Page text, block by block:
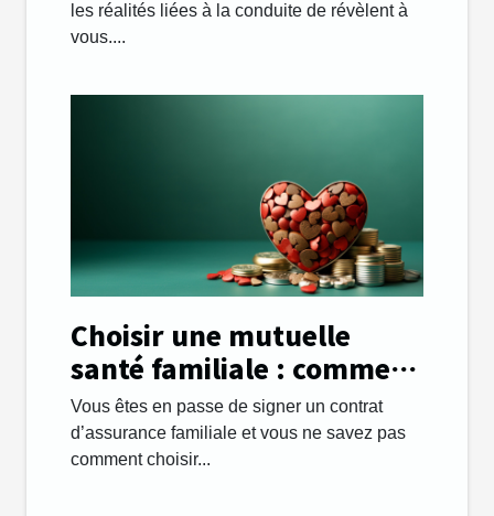
les réalités liées à la conduite de révèlent à
vous....
Choisir une mutuelle
santé familiale : comment
s’y prendre ?
Vous êtes en passe de signer un contrat
d’assurance familiale et vous ne savez pas
comment choisir...